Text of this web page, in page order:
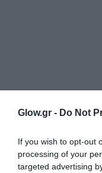
Glow.gr - Do Not
If you wish to opt-out
processing of your
targeted advertising